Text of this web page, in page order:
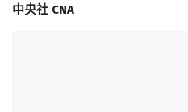
中央社 CNA